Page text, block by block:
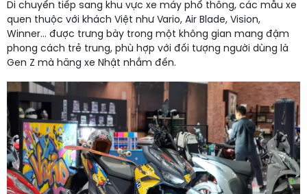
Di chuyển tiếp sang khu vực xe máy phổ thông, các mẫu xe
quen thuộc với khách Việt như Vario, Air Blade, Vision,
Winner… được trưng bày trong một không gian mang đậm
phong cách trẻ trung, phù hợp với đối tượng người dùng là
Gen Z mà hãng xe Nhật nhắm đến.